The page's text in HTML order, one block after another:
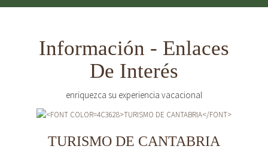
Información - Enlaces
De Interés
enriquezca su experiencia vacacional
TURISMO DE CANTABRIA